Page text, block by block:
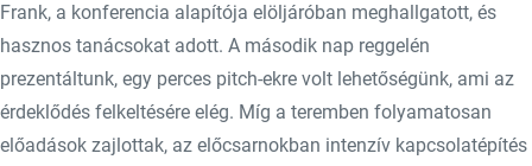
Frank, a konferencia alapítója elöljáróban meghallgatott, és
hasznos tanácsokat adott. A második nap reggelén
prezentáltunk, egy perces pitch-ekre volt lehetőségünk, ami az
érdeklődés felkeltésére elég. Míg a teremben folyamatosan
előadások zajlottak, az előcsarnokban intenzív kapcsolatépítés